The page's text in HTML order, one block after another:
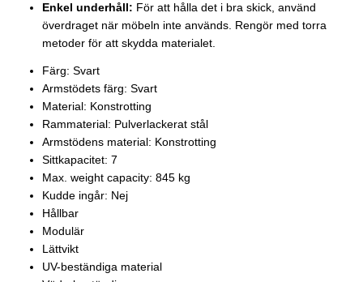
Enkel underhåll: För att hålla det i bra skick, använd
överdraget när möbeln inte används. Rengör med torra
metoder för att skydda materialet.
Färg: Svart
Armstödets färg: Svart
Material: Konstrotting
Rammaterial: Pulverlackerat stål
Armstödens material: Konstrotting
Sittkapacitet: 7
Max. weight capacity: 845 kg
Kudde ingår: Nej
Hållbar
Modulär
Lättvikt
UV-beständiga material